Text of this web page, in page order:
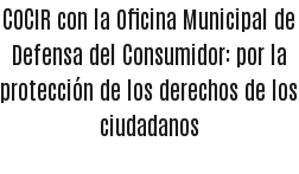
COCIR con la Oficina Municipal de
Defensa del Consumidor: por la
protección de los derechos de los
ciudadanos